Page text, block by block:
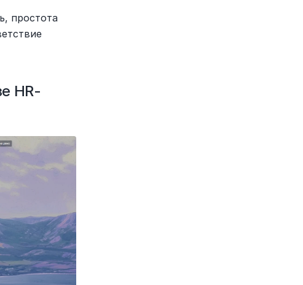
простота
HR-